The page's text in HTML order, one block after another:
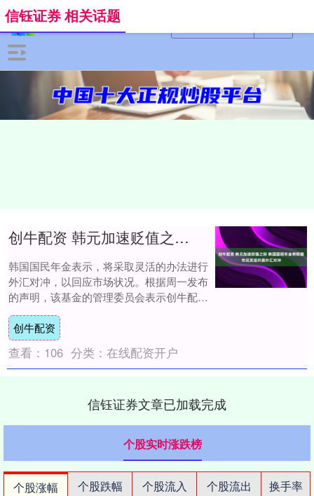
信钰证券 相关话题
创牛配资 韩元加速贬值之际 韩国国民年金将根据市况灵活开展外汇对冲
韩国国民年金表示，将采取灵活的办法进行
外汇对冲，以回应市场状况。根据周一发布
的声明，该基金的管理委员会表示创牛配
资，已“决定制定灵活的实施措施，允许根据
市场状况....
创牛配资
查看： 106 分类： 在线配资开户
信钰证券文章已加载完成
个股实时涨跌榜
个股涨幅 个股跌幅 个股流入 个股流出
换手率